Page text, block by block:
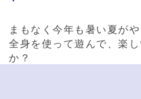
まもなく今年も暑い夏が
全身を使って遊んで、楽
か？